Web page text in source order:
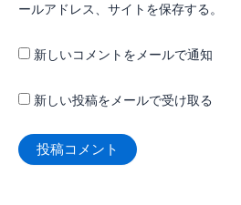
ールアドレス、サイトを保存する。
新しいコメントをメールで通知
新しい投稿をメールで受け取る